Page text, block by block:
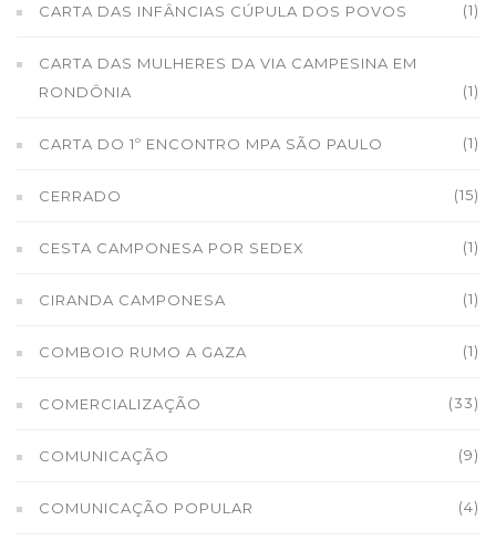
CARTA DAS INFÂNCIAS CÚPULA DOS POVOS (1)
CARTA DAS MULHERES DA VIA CAMPESINA EM
RONDÔNIA
(1)
CARTA DO 1º ENCONTRO MPA SÃO PAULO (1)
CERRADO (15)
CESTA CAMPONESA POR SEDEX (1)
CIRANDA CAMPONESA (1)
COMBOIO RUMO A GAZA (1)
COMERCIALIZAÇÃO (33)
COMUNICAÇÃO (9)
COMUNICAÇÃO POPULAR (4)